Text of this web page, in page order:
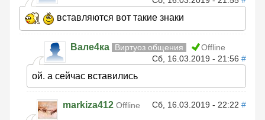
вставляются вот такие знаки
Вале4ка Виртуоз общения
Offline
Сб, 16.03.2019 - 21:56 #
ой. а сейчас вставились
markiza412 Offline Сб, 16.03.2019 - 22:22 #